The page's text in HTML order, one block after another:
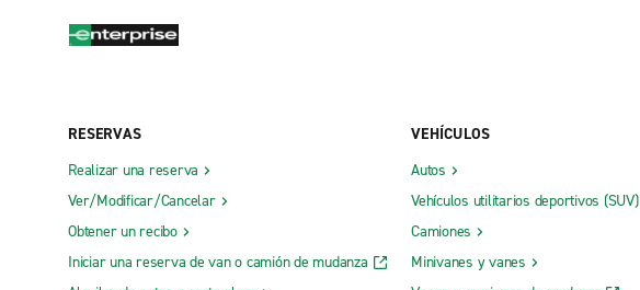
RESERVAS
Realizar una reserva
Ver/Modificar/Cancelar
Obtener un recibo
Iniciar una reserva de van o camión de mudanza
VEHÍCULOS
Autos
Vehículos utilitarios deportivos (SUV)
Camiones
Minivanes y vanes